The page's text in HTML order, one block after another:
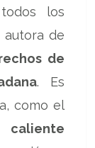
los
autora de
de
. Es
como el